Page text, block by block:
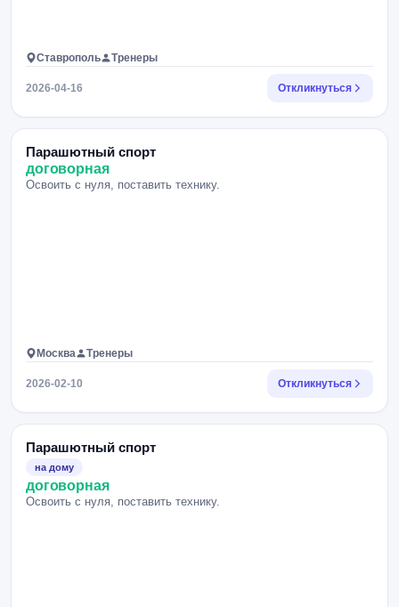
Ставрополь Тренеры
2026-04-16 Откликнуться
Парашютный спорт
договорная
Освоить с нуля, поставить технику.
Москва Тренеры
2026-02-10 Откликнуться
Парашютный спорт
на дому
договорная
Освоить с нуля, поставить технику.